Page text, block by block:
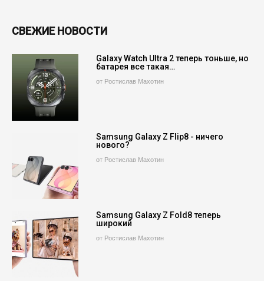
СВЕЖИЕ НОВОСТИ
Galaxy Watch Ultra 2 теперь тоньше, но
батарея все такая…
от Ростислав Махотин
Samsung Galaxy Z Flip8 - ничего
нового?
от Ростислав Махотин
Samsung Galaxy Z Fold8 теперь
широкий
от Ростислав Махотин